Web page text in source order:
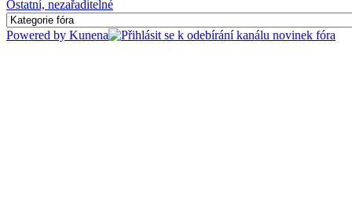
Ostatní, nezařaditelné
Powered by Kunena